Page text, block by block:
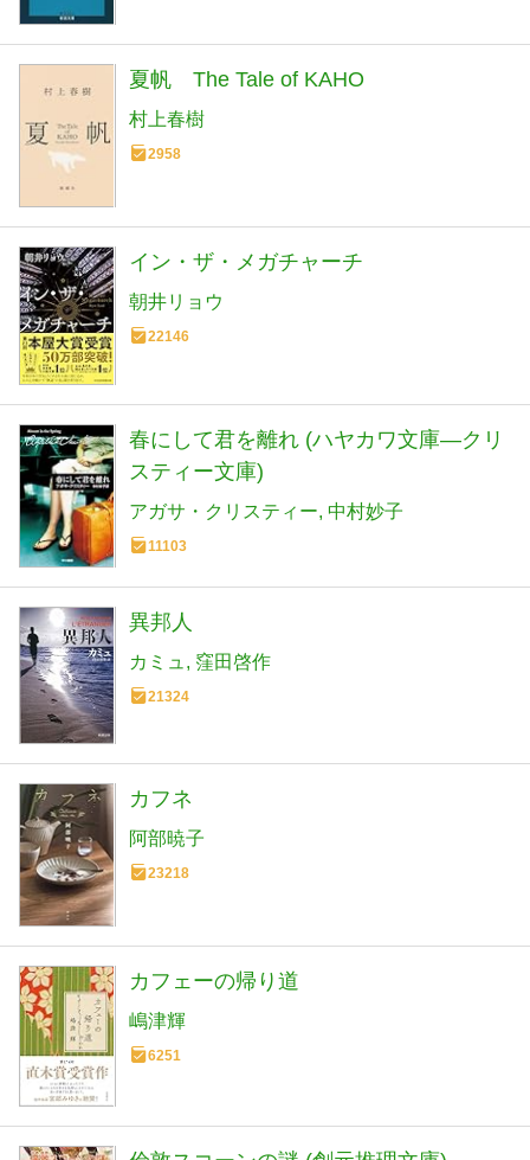
夏帆 The Tale of KAHO
村上春樹
2958
イン・ザ・メガチャーチ
朝井リョウ
22146
春にして君を離れ (ハヤカワ文庫―クリ
スティー文庫)
アガサ・クリスティー 中村妙子
11103
異邦人
カミュ 窪田啓作
21324
カフネ
阿部暁子
23218
カフェーの帰り道
嶋津輝
6251